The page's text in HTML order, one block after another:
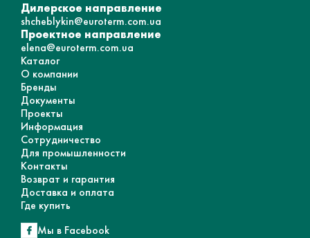
Дилерское направление
shcheblykin@euroterm.com.ua
Проектное направление
elena@euroterm.com.ua
Каталог
О компании
Бренды
Документы
Проекты
Информация
Сотрудничество
Для промышленности
Контакты
Возврат и гарантия
Доставка и оплата
Где купить
Мы в Facebook